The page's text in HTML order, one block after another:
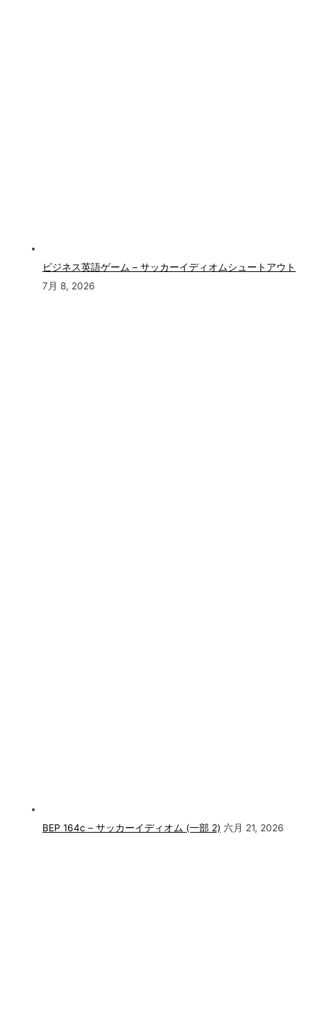
ビジネス英語ゲーム – サッカーイディオムシュートアウト
7月 8, 2026
BEP 164c – サッカーイディオム (一部 2) 六月 21, 2026